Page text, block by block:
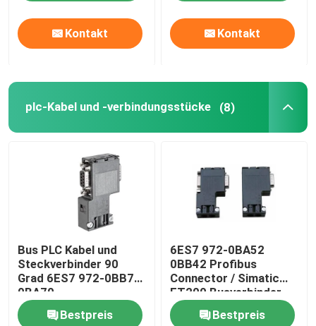
Kontakt Kontakt
plc-Kabel und -verbindungsstücke (8)
Bus PLC Kabel und
Steckverbinder 90
Grad 6ES7 972-0BB70
0BA70
Bestpreis
6ES7 972-0BA52
0BB42 Profibus
Connector / Simatic
ET200 Busverbinder
Bestpreis